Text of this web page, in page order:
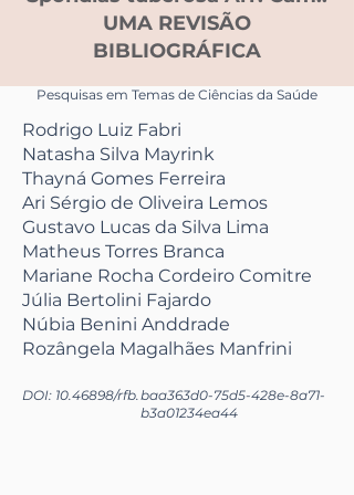
UMA REVISÃO
BIBLIOGRÁFICA
Pesquisas em Temas de Ciências da Saúde
Rodrigo Luiz Fabri
Natasha Silva Mayrink
Thayná Gomes Ferreira
Ari Sérgio de Oliveira Lemos
Gustavo Lucas da Silva Lima
Matheus Torres Branca
Mariane Rocha Cordeiro Comitre
Júlia Bertolini Fajardo
Núbia Benini Anddrade
Rozângela Magalhães Manfrini
DOI: 10.46898/rfb.baa363d0-75d5-428e-8a71-
b3a01234ea44